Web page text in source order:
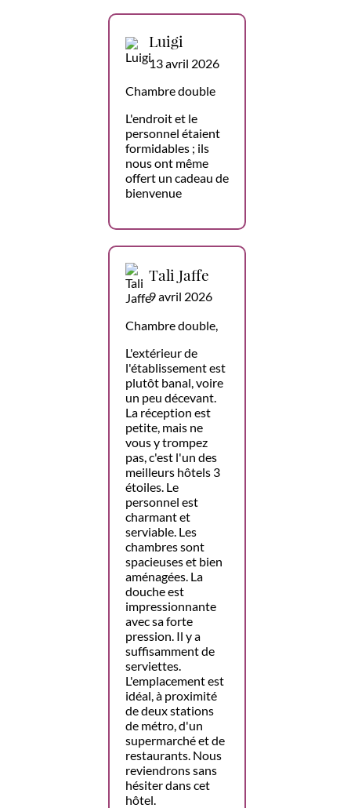
Luigi
13 avril 2026
Chambre double
L'endroit et le
personnel étaient
formidables ; ils
nous ont même
offert un cadeau de
bienvenue
Tali Jaffe
9 avril 2026
Chambre double,
L'extérieur de
l'établissement est
plutôt banal, voire
un peu décevant.
La réception est
petite, mais ne
vous y trompez
pas, c'est l'un des
meilleurs hôtels 3
étoiles. Le
personnel est
charmant et
serviable. Les
chambres sont
spacieuses et bien
aménagées. La
douche est
impressionnante
avec sa forte
pression. Il y a
suffisamment de
serviettes.
L'emplacement est
idéal, à proximité
de deux stations
de métro, d'un
supermarché et de
restaurants. Nous
reviendrons sans
hésiter dans cet
hôtel.